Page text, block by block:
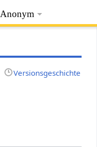
Anonym
Versionsgeschichte